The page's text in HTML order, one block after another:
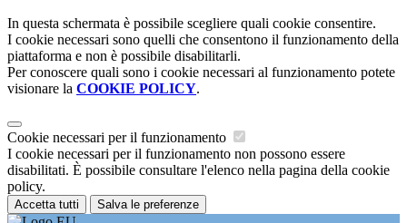
In questa schermata è possibile scegliere quali cookie consentire.
I cookie necessari sono quelli che consentono il funzionamento della
piattaforma e non è possibile disabilitarli.
Per conoscere quali sono i cookie necessari al funzionamento potete
visionare la COOKIE POLICY.
Cookie necessari per il funzionamento
I cookie necessari per il funzionamento non possono essere
disabilitati. È possibile consultare l'elenco nella pagina della cookie
policy.
Accetta tutti Salva le preferenze